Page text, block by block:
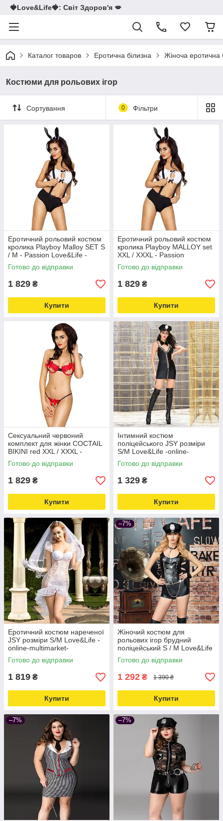
🍓Love&Life🍓: Світ Здоров'я 💋
Каталог товаров Еротична білизна Жіноча еротична
Костюми для рольових ігор
Сортування 0 Фільтри
Еротичний рольовий костюм
кролика Playboy Malloy SET S
/ M - Passion Love&Life -
online-multimarket-
Готово до відправки
1 829 ₴
Купити
Еротичний рольовий костюм
кролика Playboy MALLOY set
XXL / XXXL - Passion
Love&Life -online-multimarket-
Готово до відправки
1 829 ₴
Купити
Сексуальний червоний
комплект для жінки COCTAIL
BIKINI red XXL / XXXL -
Passion Love&Life -online-
multimarket-
Готово до відправки
1 829 ₴
Купити
Інтимний костюм
поліцейського JSY розміри
S/M Love&Life -online-
multimarket-
Готово до відправки
1 329 ₴
Купити
Еротичний костюм нареченої
JSY розміри S/M Love&Life -
online-multimarket-
Готово до відправки
1 819 ₴
Купити
–7%
Жіночий костюм для
рольових ігор брудний
поліцейський S / M Love&Life
-online-multimarket-
Готово до відправки
1 292 ₴ 1 390 ₴
Купити
–7% –7%